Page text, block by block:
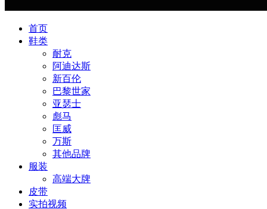
首页
鞋类
耐克
阿迪达斯
新百伦
巴黎世家
亚瑟士
彪马
匡威
万斯
其他品牌
服装
高端大牌
皮带
实拍视频